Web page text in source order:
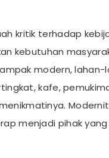
kritik terhadap
kebutuhan
modern, lahan-
kafe,
menjadi pihak